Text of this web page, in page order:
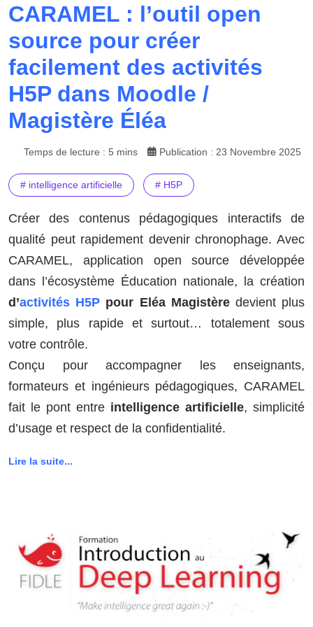
CARAMEL : l’outil open
source pour créer
facilement des activités
H5P dans Moodle /
Magistère Éléa
Temps de lecture : 5 mins Publication : 23 Novembre 2025
# intelligence artificielle # H5P
Créer des contenus pédagogiques interactifs de
qualité peut rapidement devenir chronophage. Avec
CARAMEL, application open source développée
dans l’écosystème Éducation nationale, la création
d’activités H5P pour Eléa Magistèredevient plus
simple, plus rapide et surtout… totalement sous
votre contrôle.
Conçu pour accompagner les enseignants,
formateurs et ingénieurs pédagogiques, CARAMEL
fait le pont entre intelligence artificielle, simplicité
d’usage et respect de la confidentialité.
Lire la suite...